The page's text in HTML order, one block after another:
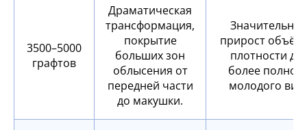
3500–5000
графтов
Драматическая
трансформация,
покрытие
больших зон
облысения от
передней части
до макушки.
прирост
плотности
более
молодого